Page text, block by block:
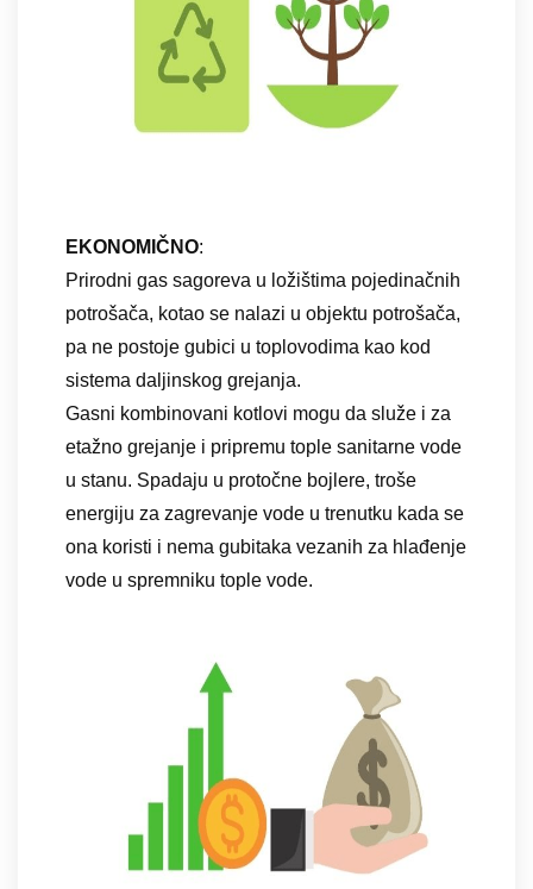
EKONOMIČNO:
Prirodni gas sagoreva u ložištima pojedinačnih
potrošača, kotao se nalazi u objektu potrošača,
pa ne postoje gubici u toplovodima kao kod
sistema daljinskog grejanja.
Gasni kombinovani kotlovi mogu da služe i za
etažno grejanje i pripremu tople sanitarne vode
u stanu. Spadaju u protočne bojlere, troše
energiju za zagrevanje vode u trenutku kada se
ona koristi i nema gubitaka vezanih za hlađenje
vode u spremniku tople vode.